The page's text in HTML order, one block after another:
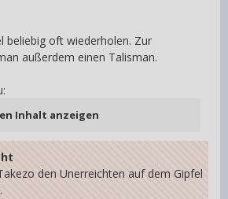
beliebig oft wiederholen. Zur
außerdem einen Talisman.
Inhalt anzeigen
den Unerreichten auf dem Gipfel